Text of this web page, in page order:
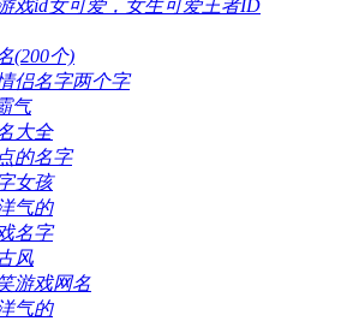
戏id女可爱，女生可爱王者ID
(200个)
侣名字两个字
气
大全
的名字
女孩
气的
名字
风
游戏网名
气的